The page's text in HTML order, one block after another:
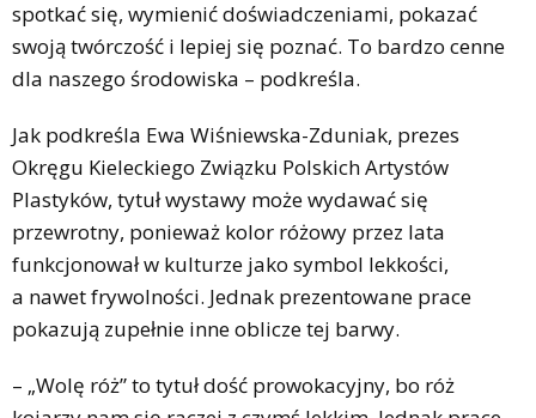
spotkać się, wymienić doświadczeniami, pokazać
swoją twórczość i lepiej się poznać. To bardzo cenne
dla naszego środowiska – podkreśla.
Jak podkreśla Ewa Wiśniewska-Zduniak, prezes
Okręgu Kieleckiego Związku Polskich Artystów
Plastyków, tytuł wystawy może wydawać się
przewrotny, ponieważ kolor różowy przez lata
funkcjonował w kulturze jako symbol lekkości,
a nawet frywolności. Jednak prezentowane prace
pokazują zupełnie inne oblicze tej barwy.
– „Wolę róż” to tytuł dość prowokacyjny, bo róż